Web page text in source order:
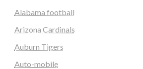
Alabama football
Arizona Cardinals
Auburn Tigers
Auto-mobile